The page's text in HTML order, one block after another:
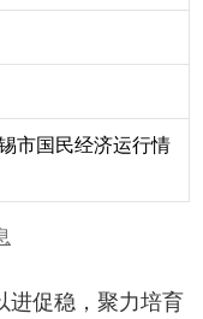
市国民经济运行情
进促稳，聚力培育